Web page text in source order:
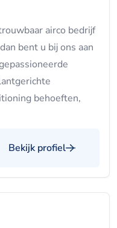
airco bedrijf
bent u bij ons aan
behoeften,
Bekijk profiel